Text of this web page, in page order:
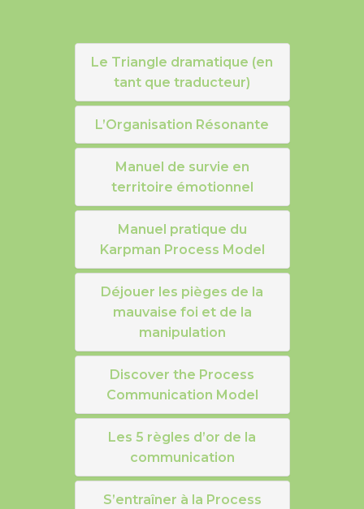
Le Triangle dramatique (en
tant que traducteur)
L’Organisation Résonante
Manuel de survie en
territoire émotionnel
Manuel pratique du
Karpman Process Model
Déjouer les pièges de la
mauvaise foi et de la
manipulation
Discover the Process
Communication Model
Les 5 règles d’or de la
communication
S’entraîner à la Process